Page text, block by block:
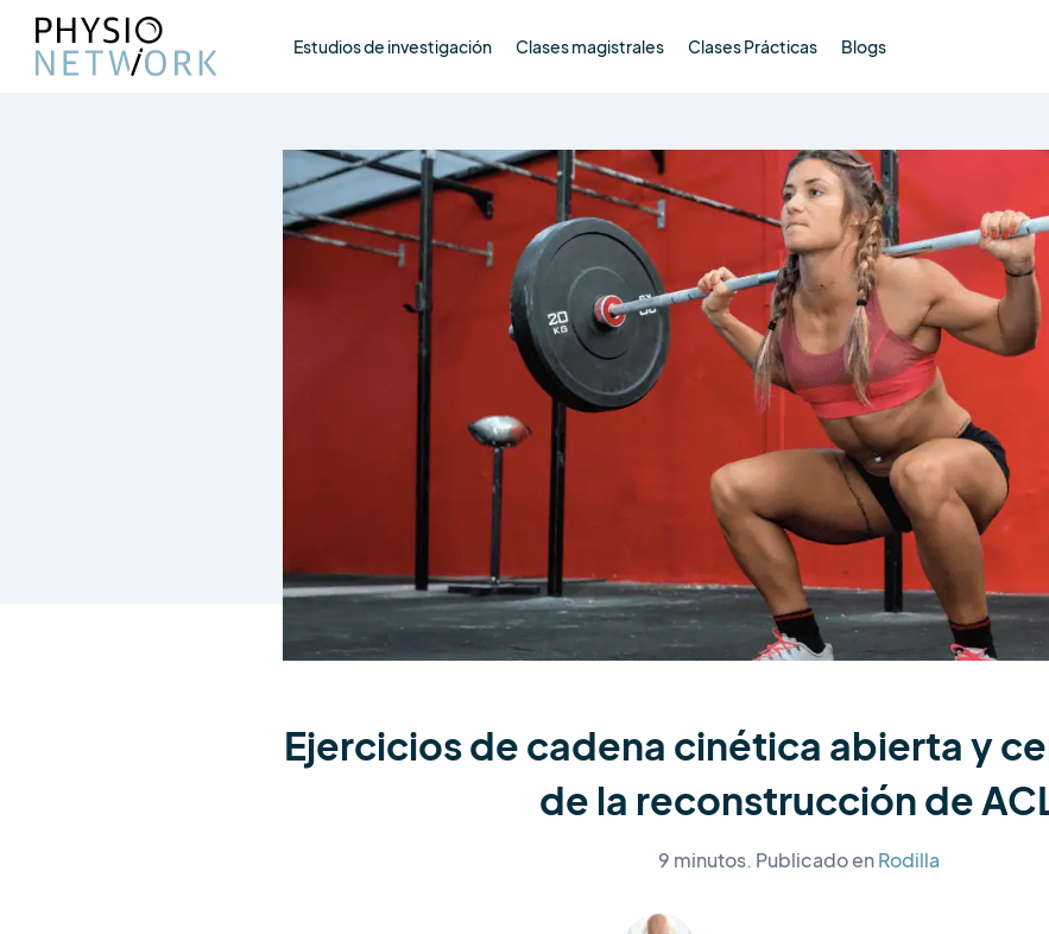
Estudios de investigación Clases magistrales Clases Prácticas Blogs
Ejercicios de cadena cinética abierta y
de la reconstrucción de
9 minutos. Publicado enRodilla